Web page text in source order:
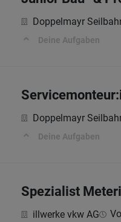
Doppelmayr
Deine Aufgaben
Doppelmayr
Deine Aufgaben
Spezialist
illwerke vkw AG